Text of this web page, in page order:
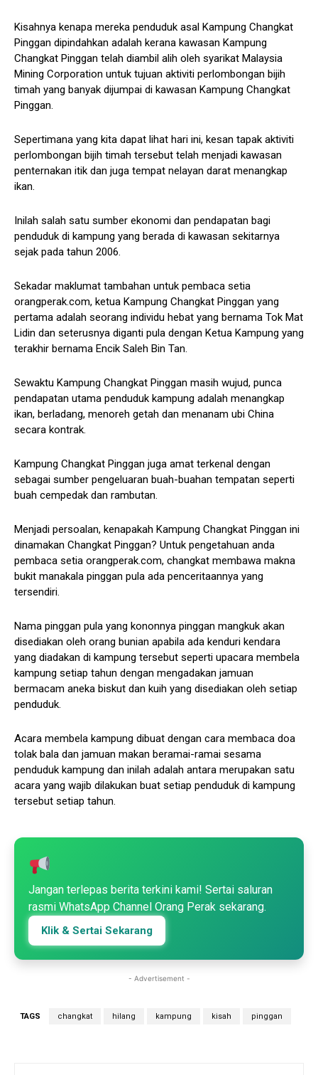
Kisahnya kenapa mereka penduduk asal Kampung Changkat
Pinggan dipindahkan adalah kerana kawasan Kampung
Changkat Pinggan telah diambil alih oleh syarikat Malaysia
Mining Corporation untuk tujuan aktiviti perlombongan bijih
timah yang banyak dijumpai di kawasan Kampung Changkat
Pinggan.
Sepertimana yang kita dapat lihat hari ini, kesan tapak aktiviti
perlombongan bijih timah tersebut telah menjadi kawasan
penternakan itik dan juga tempat nelayan darat menangkap
ikan.
Inilah salah satu sumber ekonomi dan pendapatan bagi
penduduk di kampung yang berada di kawasan sekitarnya
sejak pada tahun 2006.
Sekadar maklumat tambahan untuk pembaca setia
orangperak.com, ketua Kampung Changkat Pinggan yang
pertama adalah seorang individu hebat yang bernama Tok Mat
Lidin dan seterusnya diganti pula dengan Ketua Kampung yang
terakhir bernama Encik Saleh Bin Tan.
Sewaktu Kampung Changkat Pinggan masih wujud, punca
pendapatan utama penduduk kampung adalah menangkap
ikan, berladang, menoreh getah dan menanam ubi China
secara kontrak.
Kampung Changkat Pinggan juga amat terkenal dengan
sebagai sumber pengeluaran buah-buahan tempatan seperti
buah cempedak dan rambutan.
Menjadi persoalan, kenapakah Kampung Changkat Pinggan ini
dinamakan Changkat Pinggan? Untuk pengetahuan anda
pembaca setia orangperak.com, changkat membawa makna
bukit manakala pinggan pula ada penceritaannya yang
tersendiri.
Nama pinggan pula yang kononnya pinggan mangkuk akan
disediakan oleh orang bunian apabila ada kenduri kendara
yang diadakan di kampung tersebut seperti upacara membela
kampung setiap tahun dengan mengadakan jamuan
bermacam aneka biskut dan kuih yang disediakan oleh setiap
penduduk.
Acara membela kampung dibuat dengan cara membaca doa
tolak bala dan jamuan makan beramai-ramai sesama
penduduk kampung dan inilah adalah antara merupakan satu
acara yang wajib dilakukan buat setiap penduduk di kampung
tersebut setiap tahun.
Jangan terlepas berita terkini kami! Sertai saluran
rasmi WhatsApp Channel Orang Perak sekarang.
Klik & Sertai Sekarang
- Advertisement -
TAGS changkat hilang kampung kisah pinggan